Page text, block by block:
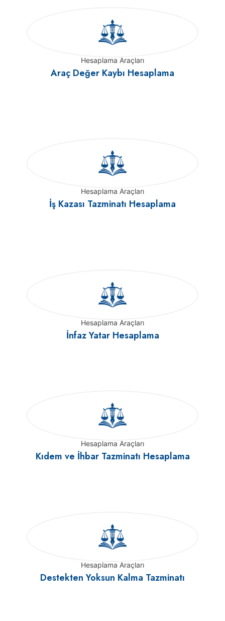
Hesaplama Araçları
Araç Değer Kaybı Hesaplama
Hesaplama Araçları
İş Kazası Tazminatı Hesaplama
Hesaplama Araçları
İnfaz Yatar Hesaplama
Hesaplama Araçları
Kıdem ve İhbar Tazminatı Hesaplama
Hesaplama Araçları
Destekten Yoksun Kalma Tazminatı